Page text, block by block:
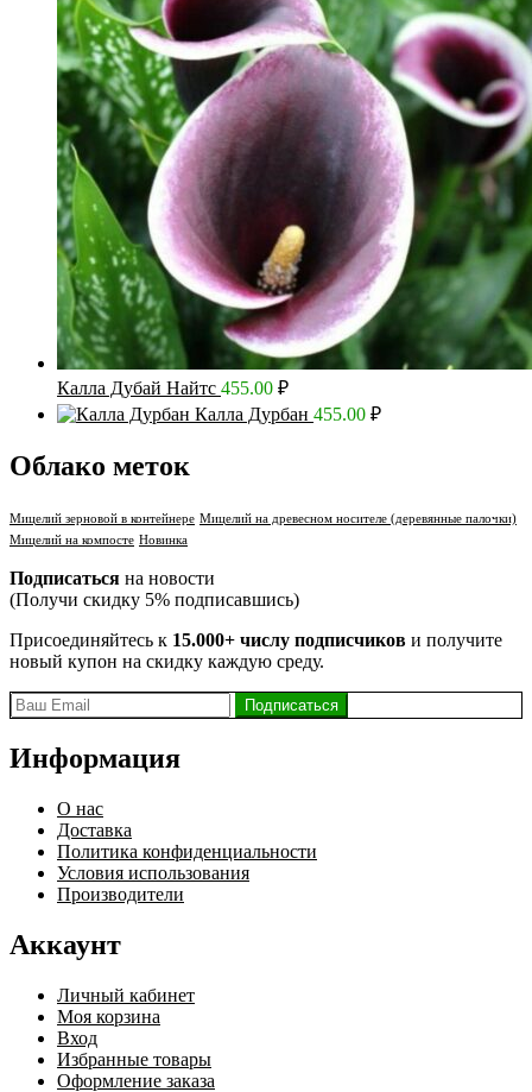
Калла Дубай Найтс 455.00 ₽
Калла Дурбан 455.00 ₽
Облако меток
Мицелий зерновой в контейнере Мицелий на древесном носителе (деревянные палочки)
Мицелий на компосте Новинка
Подписаться на новости
(Получи скидку 5% подписавшись)
Присоединяйтесь к 15.000+ числу подписчиков и получите
новый купон на скидку каждую среду.
Информация
О нас
Доставка
Политика конфиденциальности
Условия использования
Производители
Аккаунт
Личный кабинет
Моя корзина
Вход
Избранные товары
Оформление заказа